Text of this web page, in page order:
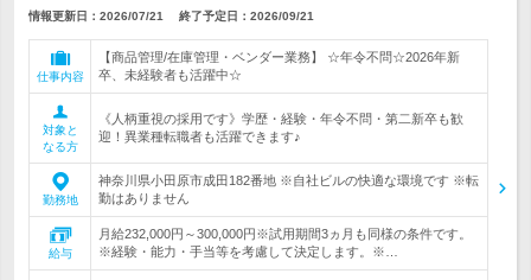
情報更新日：2026/07/21 終了予定日： 2026/09/21
仕事内容
【商品管理/在庫管理・ベンダー業務】 ☆年令不問☆2026年新
卒、未経験者も活躍中☆
対象と
なる方
《人柄重視の採用です》学歴・経験・年令不問・第二新卒も歓
迎！異業種転職者も活躍できます♪
勤務地
神奈川県小田原市成田182番地 ※自社ビルの快適な環境です ※転
勤はありません
給与
月給232,000円～300,000円※試用期間3ヵ月も同様の条件です。
※経験・能力・手当等を考慮して決定します。※…